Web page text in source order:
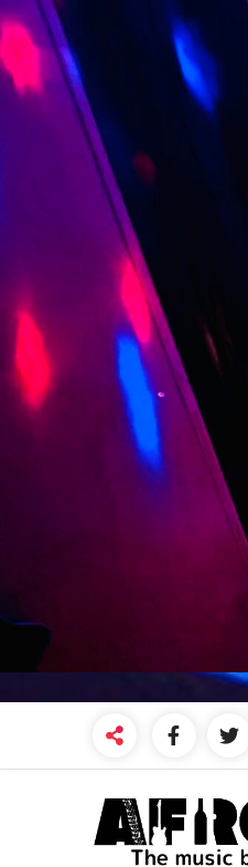
コ
ン
テ
ン